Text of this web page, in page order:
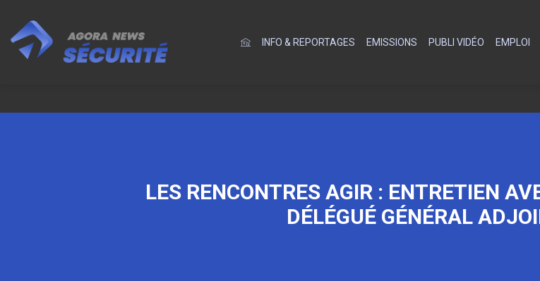
INFO & REPORTAGES EMISSIONS PUBLI VIDÉO EMPLOI
LES RENCONTRES AGIR : ENTRETIEN
DÉLÉGUÉ GÉNÉRAL